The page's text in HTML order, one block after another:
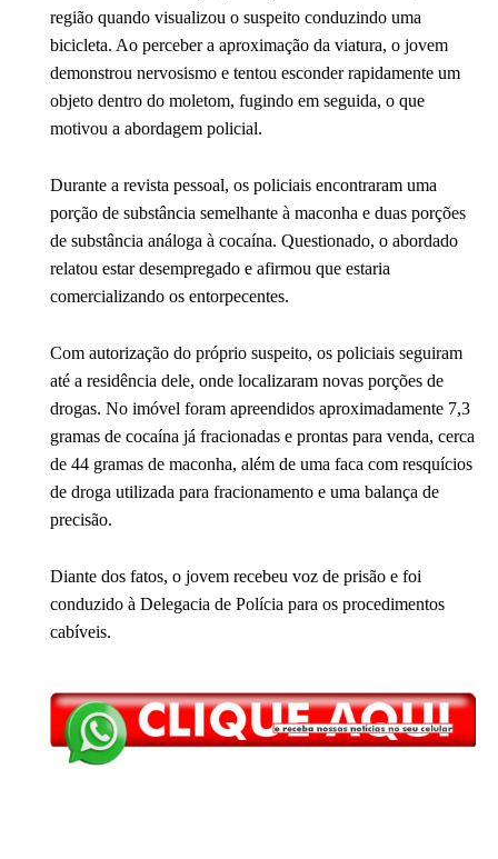
região quando visualizou o suspeito conduzindo uma
bicicleta. Ao perceber a aproximação da viatura, o jovem
demonstrou nervosismo e tentou esconder rapidamente um
objeto dentro do moletom, fugindo em seguida, o que
motivou a abordagem policial.
Durante a revista pessoal, os policiais encontraram uma
porção de substância semelhante à maconha e duas porções
de substância análoga à cocaína. Questionado, o abordado
relatou estar desempregado e afirmou que estaria
comercializando os entorpecentes.
Com autorização do próprio suspeito, os policiais seguiram
até a residência dele, onde localizaram novas porções de
drogas. No imóvel foram apreendidos aproximadamente 7,3
gramas de cocaína já fracionadas e prontas para venda, cerca
de 44 gramas de maconha, além de uma faca com resquícios
de droga utilizada para fracionamento e uma balança de
precisão.
Diante dos fatos, o jovem recebeu voz de prisão e foi
conduzido à Delegacia de Polícia para os procedimentos
cabíveis.